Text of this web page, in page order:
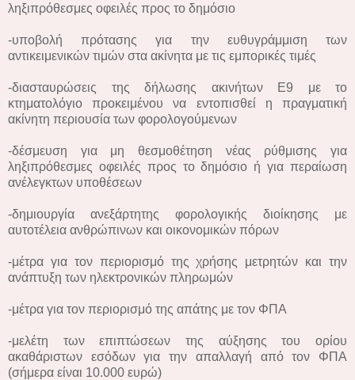
ληξιπρόθεσμες οφειλές προς το δημόσιο
-υποβολή πρότασης για την ευθυγράμμιση των
αντικειμενικών τιμών στα ακίνητα με τις εμπορικές τιμές
-διασταυρώσεις της δήλωσης ακινήτων Ε9 με το
κτηματολόγιο προκειμένου να εντοπισθεί η πραγματική
ακίνητη περιουσία των φορολογούμενων
-δέσμευση για μη θεσμοθέτηση νέας ρύθμισης για
ληξιπρόθεσμες οφειλές προς το δημόσιο ή για περαίωση
ανέλεγκτων υποθέσεων
-δημιουργία ανεξάρτητης φορολογικής διοίκησης με
αυτοτέλεια ανθρώπινων και οικονομικών πόρων
-μέτρα για τον περιορισμό της χρήσης μετρητών και την
ανάπτυξη των ηλεκτρονικών πληρωμών
-μέτρα για τον περιορισμό της απάτης με τον ΦΠΑ
-μελέτη των επιπτώσεων της αύξησης του ορίου
ακαθάριστων εσόδων για την απαλλαγή από τον ΦΠΑ
(σήμερα είναι 10.000 ευρώ)